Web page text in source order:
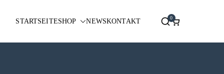
STARTSEITESHOP NEWSKONTAKT 0